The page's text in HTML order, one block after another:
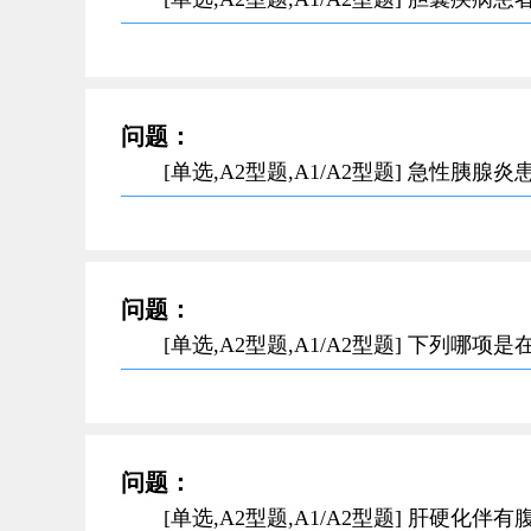
问题：
[单选,A2型题,A1/A2型题] 急性胰腺炎
问题：
[单选,A2型题,A1/A2型题] 下列哪项是
问题：
[单选,A2型题,A1/A2型题] 肝硬化伴有